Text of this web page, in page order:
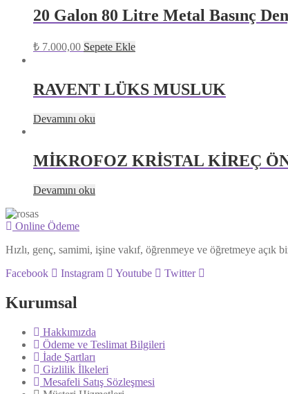
20 Galon 80 Litre Metal Basınç
₺ 7.000,00 Sepete Ekle
RAVENT LÜKS MUSLUK
Devamını oku
MİKROFOZ KRİSTAL KİREÇ
Devamını oku
Online Ödeme
Hızlı, genç, samimi, işine vakıf, öğrenmeye ve öğretmeye açık
Facebook
Instagram Youtube Twitter
Kurumsal
Hakkımızda
Ödeme ve Teslimat Bilgileri
İade Şartları
Gizlilik İlkeleri
Mesafeli Satış Sözleşmesi